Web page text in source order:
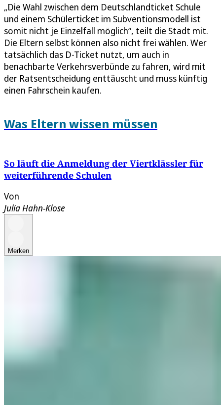
„Die Wahl zwischen dem Deutschlandticket Schule
und einem Schülerticket im Subventionsmodell ist
somit nicht je Einzelfall möglich“, teilt die Stadt mit.
Die Eltern selbst können also nicht frei wählen. Wer
tatsächlich das D-Ticket nutzt, um auch in
benachbarte Verkehrsverbünde zu fahren, wird mit
der Ratsentscheidung enttäuscht und muss künftig
einen Fahrschein kaufen.
Was Eltern wissen müssen
So läuft die Anmeldung der Viertklässler für
weiterführende Schulen
Von
Julia Hahn-Klose
Merken